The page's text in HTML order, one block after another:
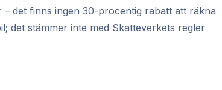
det finns ingen 30-procentig rabatt att räkna
det stämmer inte med Skatteverkets regler